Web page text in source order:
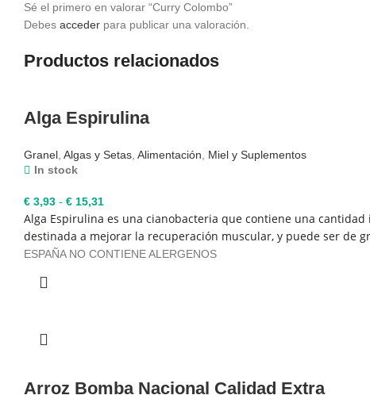
Sé el primero en valorar “Curry Colombo”
Debes acceder para publicar una valoración.
Productos relacionados
Alga Espirulina
Granel Algas y Setas Alimentación
Miel y Suplementos
In stock
€ 3,93 - € 15,31
de
precios:
desde
Alga Espirulina es una cianobacteria que contiene una
destinada a mejorar la recuperación muscular, y puede ser de
ESPAÑA NO CONTIENE ALERGENOS
Arroz Bomba Nacional Calidad Extra